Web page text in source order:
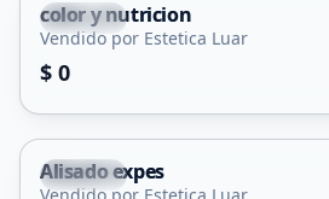
Balde
Servicio
color y nutricion
Vendido por Estetica Luar
$ 0
Balde
Alisado expes